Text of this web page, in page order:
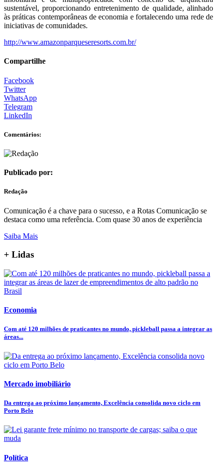
sustentável, proporcionando entretenimento de qualidade, alinhado
às práticas contemporâneas de economia e fortalecendo uma rede de
iniciativas de comunidades.
http://www.amazonparqueseresorts.com.br/
Compartilhe
Facebook
Twitter
WhatsApp
Telegram
LinkedIn
Comentários:
Publicado por:
Redação
Comunicação é a chave para o sucesso, e a Rotas Comunicação se
destaca como uma referência. Com quase 30 anos de experiência
Saiba Mais
+ Lidas
Economia
Com até 120 milhões de praticantes no mundo, pickleball passa a integrar as
áreas...
Mercado imobiliário
Da entrega ao próximo lançamento, Excelência consolida novo ciclo em
Porto Belo
Política